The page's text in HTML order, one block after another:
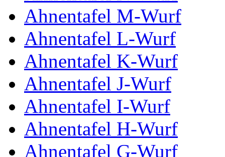
Ahnentafel M-Wurf
Ahnentafel L-Wurf
Ahnentafel K-Wurf
Ahnentafel J-Wurf
Ahnentafel I-Wurf
Ahnentafel H-Wurf
Ahnentafel G-Wurf